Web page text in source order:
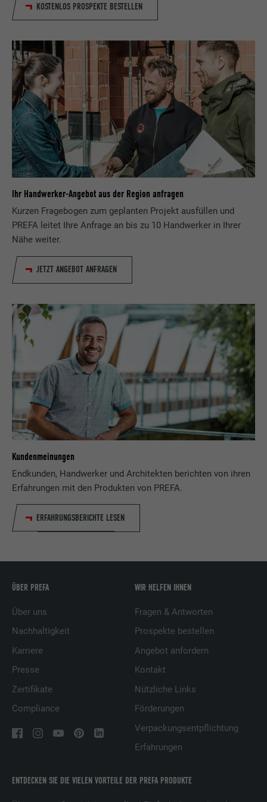
KOSTENLOS PROSPEKTE BESTELLEN
Ihr Handwerker-Angebot aus der Region anfragen
Kurzen Fragebogen zum geplanten Projekt ausfüllen und
PREFA leitet Ihre Anfrage an bis zu 10 Handwerker in Ihrer
Nähe weiter.
JETZT ANGEBOT ANFRAGEN
Kundenmeinungen
Endkunden, Handwerker und Architekten berichten von ihren
Erfahrungen mit den Produkten von PREFA.
ERFAHRUNGSBERICHTE LESEN
ENTDECKEN SIE DIE VIELEN VORTEILE DER PREFA PRODUKTE
ÜBER PREFA
Über uns
Nachhaltigkeit
Karriere
Presse
Zertifikate
Compliance
WIR HELFEN IHNEN
Fragen & Antworten
Prospekte bestellen
Angebot anfordern
Kontakt
Nützliche Links
Förderungen
Verpackungsentpflichtung
Erfahrungen